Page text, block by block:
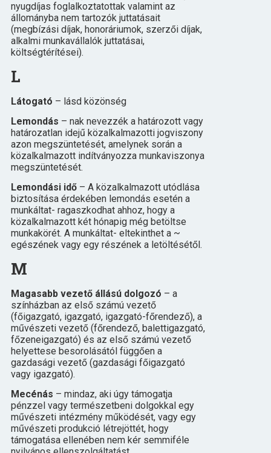
nyugdíjas foglalkoztatottak valamint az
állományba nem tartozók juttatásait
(megbízási díjak, honoráriumok, szerzői díjak,
alkalmi munkavállalók juttatásai,
költségtérítései).
L
Látogató – lásd közönség
Lemondás – nak nevezzék a határozott vagy
határozatlan idejű közalkalmazotti jogviszony
azon megszüntetését, amelynek során a
közalkalmazott indítványozza munkaviszonya
megszüntetését.
Lemondási idő– A közalkalmazott utódlása
biztosítása érdekében lemondás esetén a
munkáltat- ragaszkodhat ahhoz, hogy a
közalkalmazott két hónapig még betöltse
munkakörét. A munkáltat- eltekinthet a ~
egészének vagy egy részének a letöltésétől.
M
Magasabb vezető állású dolgozó – a
színházban az első számú vezető
(főigazgató, igazgató, igazgató-főrendező), a
művészeti vezető (főrendező, balettigazgató,
főzeneigazgató) és az első számú vezető
helyettese besorolásától függően a
gazdasági vezető (gazdasági főigazgató
vagy igazgató).
Mecénás – mindaz, aki úgy támogatja
pénzzel vagy természetbeni dolgokkal egy
művészeti intézmény működését, vagy egy
művészeti produkció létrejöttét, hogy
támogatása ellenében nem kér semmiféle